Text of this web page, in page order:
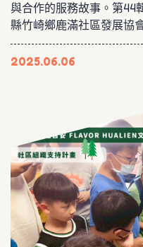
與合作的服務故事。第44
縣竹崎鄉鹿滿社區發展協
2025.06.06